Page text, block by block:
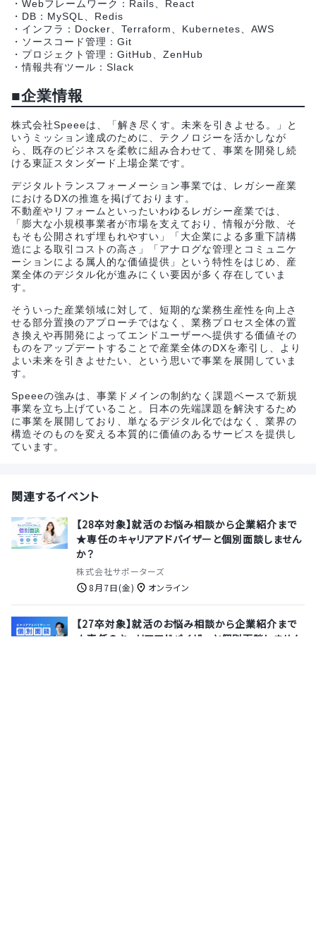
・Webフレームワーク：Rails、React
・DB：MySQL、Redis
・インフラ：Docker、Terraform、Kubernetes、AWS
・ソースコード管理：Git
・プロジェクト管理：GitHub、ZenHub
・情報共有ツール：Slack
■企業情報
株式会社Speeeは、「解き尽くす。未来を引きよせる。」と
いうミッション達成のために、テクノロジーを活かしなが
ら、既存のビジネスを柔軟に組み合わせて、事業を開発し続
ける東証スタンダード上場企業です。
デジタルトランスフォーメーション事業では、レガシー産業
におけるDXの推進を掲げております。
不動産やリフォームといったいわゆるレガシー産業では、
「膨大な小規模事業者が市場を支えており、情報が分散、そ
もそも公開されず埋もれやすい」「大企業による多重下請構
造による取引コストの高さ」「アナログな管理とコミュニケ
ーションによる属人的な価値提供」という特性をはじめ、産
業全体のデジタル化が進みにくい要因が多く存在していま
す。
そういった産業領域に対して、短期的な業務生産性を向上さ
せる部分置換のアプローチではなく、業務プロセス全体の置
き換えや再開発によってエンドユーザーへ提供する価値その
ものをアップデートすることで産業全体のDXを牽引し、より
よい未来を引きよせたい、という思いで事業を展開していま
す。
Speeeの強みは、事業ドメインの制約なく課題ベースで新規
事業を立ち上げていること。日本の先端課題を解決するため
に事業を展開しており、単なるデジタル化ではなく、業界の
構造そのものを変える本質的に価値のあるサービスを提供し
ています。
関連するイベント
【28卒対象】就活のお悩み相談から企業紹介まで
★専任のキャリアアドバイザーと個別面談しません
か？
株式会社サポーターズ
8月7日(金)
オンライン
【27卒対象】就活のお悩み相談から企業紹介まで
★専任のキャリアアドバイザーと個別面談しません